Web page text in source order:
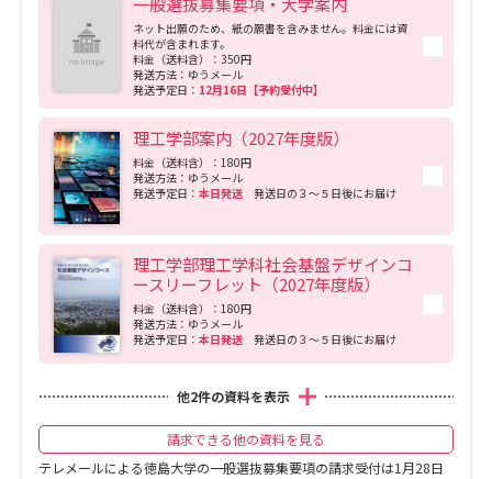
工学科）や日亜化学工業株式会社により実証されています。この伝統を引き継いで
いけるよう設置したpLEDは、徳島県と協働し、内閣府の事業である「地方大学・地
域産業創生事業」の中心的な存在として、「光」をキーワードに新規産業の創生に
向けて研究を行っています。さらに、国立研究開発法人科学技術振興機構（JST）の
事業である「共創の場形成支援プロジェクト」にも採択され、自治体・企業・大学
などが共創して地方創生に資する取組を行っております。 ■各種国家試験合格率(令
和6年度) 医師免許 合格率96.4％ 管理栄養士免許 合格率95.7％ 看護師免許 合格率
100.0% 保健師免許 合格率100.0％ 診療放射線技師免許 合格率81.1% 臨床検査技師
免許 合格率76.5% 歯科医師免許 合格率80.0% 歯科衛生士免許 合格率100.0% 社会福
祉士免許 合格率100.0% 薬剤師 合格率84.2% ■就職支援・キャリア教育支援 キャ
リア支援室では、学生のみなさんの就職活動がスムーズに進むように、就職活動本
番へ向けての準備をお手伝いします。就職活動が終了するまで、情報提供やガイダ
ンスの開催、個別相談など、様々な面でサポートしています。
ネット出願のため、紙の願書を含みません。料金には資
料代が含まれます。
料金（送料含）：350円
発送方法：ゆうメール
発送予定日： 12月16日【予約受付中】
理工学部案内（2027年度版）
料金（送料含）：180円
発送方法：ゆうメール
発送予定日： 本日発送 発送日の３～５日後にお届け
理工学部理工学科社会基盤デザインコ
ースリーフレット（2027年度版）
料金（送料含）：180円
発送方法：ゆうメール
発送予定日： 本日発送 発送日の３～５日後にお届け
他2件の資料を表示
請求できる他の資料を見る
テレメールによる徳島大学の一般選抜募集要項の請求受付は1月28日